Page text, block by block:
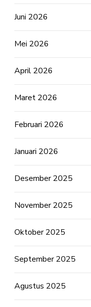
Juni 2026
Mei 2026
April 2026
Maret 2026
Februari 2026
Januari 2026
Desember 2025
November 2025
Oktober 2025
September 2025
Agustus 2025